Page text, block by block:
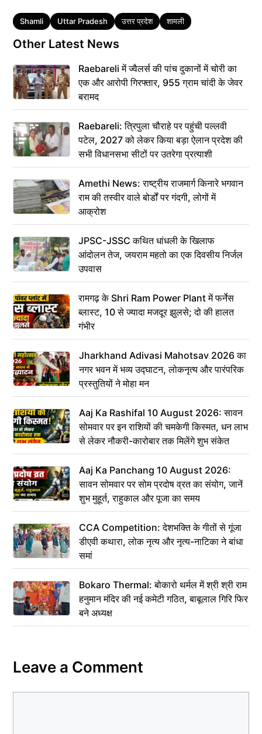
Tags
Shamli Uttar Pradesh उत्तर प्रदेश शामली
Other Latest News
Raebareli में ज्वैलर्स की पांच दुकानों में चोरी का
एक और आरोपी गिरफ्तार, 955 ग्राम चांदी के जेवर
बरामद
Raebareli: त्रिपुला चौराहे पर पहुंची पल्लवी
पटेल, 2027 को लेकर किया बड़ा ऐलान प्रदेश की
सभी विधानसभा सीटों पर उतरेगा प्रत्याशी
Amethi News: राष्ट्रीय राजमार्ग किनारे भगवान
राम की तस्वीर वाले बोर्डों पर गंदगी, लोगों में
आक्रोश
JPSC-JSSC कथित धांधली के खिलाफ
आंदोलन तेज, जयराम महतो का एक दिवसीय निर्जल
उपवास
रामगढ़ के Shri Ram Power Plant में फर्नेस
ब्लास्ट, 10 से ज्यादा मजदूर झुलसे; दो की हालत
गंभीर
Jharkhand Adivasi Mahotsav 2026 का
नगर भवन में भव्य उद्घाटन, लोकनृत्य और पारंपरिक
प्रस्तुतियों ने मोहा मन
Aaj Ka Rashifal 10 August 2026: सावन
सोमवार पर इन राशियों की चमकेगी किस्मत, धन लाभ
से लेकर नौकरी-कारोबार तक मिलेंगे शुभ संकेत
Aaj Ka Panchang 10 August 2026:
सावन सोमवार पर सोम प्रदोष व्रत का संयोग, जानें
शुभ मुहूर्त, राहुकाल और पूजा का समय
CCA Competition: देशभक्ति के गीतों से गूंजा
डीएवी कथारा, लोक नृत्य और नृत्य-नाटिका ने बांधा
समां
Bokaro Thermal: बोकारो थर्मल में श्री श्री राम
हनुमान मंदिर की नई कमेटी गठित, बाबूलाल गिरि फिर
बने अध्यक्ष
Leave a Comment